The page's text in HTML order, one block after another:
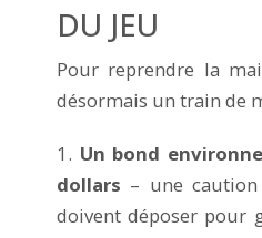
DU JEU
Pour reprendre la
désormais un train de
1. Un bond
dollars – une
doivent déposer pour